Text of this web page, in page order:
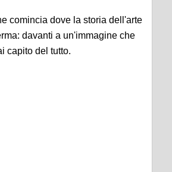
comincia dove la storia dell'arte
davanti a un'immagine che
capito del tutto.